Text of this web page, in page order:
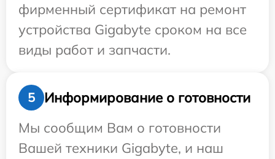
фирменный сертификат на ремонт
устройства Gigabyte сроком на все
виды работ и запчасти.
5
Информирование о готовности
Мы сообщим Вам о готовности
Вашей техники Gigabyte, и наш